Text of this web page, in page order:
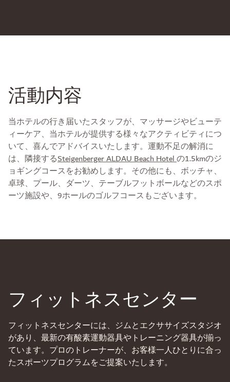
活動内容
当ホテルの行き届いたスタッフが、マッサージやビューテ
ィーケア、当ホテルが提供する様々なアクティビティにつ
いて、喜んでアドバイスいたします。運動不足の解消に
は、隣接するSteigenberger ALDAU Beach Hotelの1.5kmのジ
ョギングコースをお勧めします。その他にも、ボッチャ、
卓球、プール、ダーツ、テーブルフットボールなどのスポ
ーツ施設や、9ホールのゴルフコースもございます。
フィットネスセンター
フィットネスセンターには、ジムとエクササイズスタジオ
があり、最新の有酸素運動器具やトレーニング器具が揃っ
ています。プロのトレーナーが、お客様一人ひとりに合っ
たスポーツプログラムをご提案いたします。